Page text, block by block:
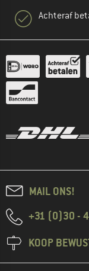
Achteraf
MAIL ONS!
+31 (0)30 -
KOOP